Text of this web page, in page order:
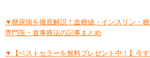
▼糖尿病を徹底解説！血糖値・インスリン・
専門医・食事療法の記事まとめ
▼【ベストセラーを無料プレゼント中！】今